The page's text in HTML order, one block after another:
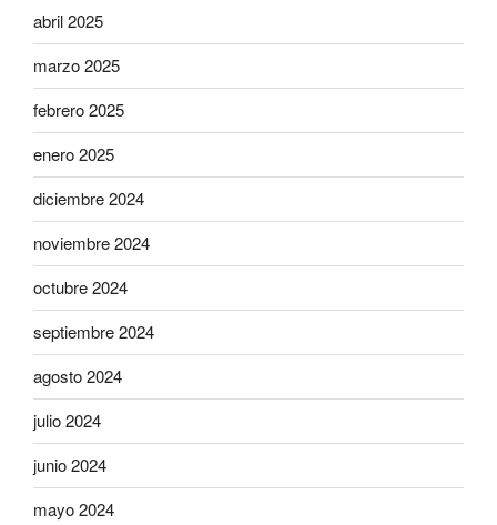
abril 2025
marzo 2025
febrero 2025
enero 2025
diciembre 2024
noviembre 2024
octubre 2024
septiembre 2024
agosto 2024
julio 2024
junio 2024
mayo 2024